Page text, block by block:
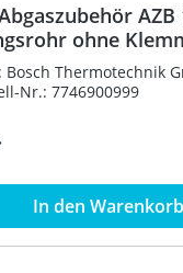
AZB
ohne
Thermotechnik
Nr.: 7746900999
In den Warenkorb